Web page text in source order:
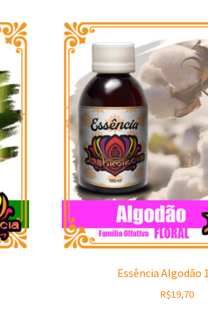
Essência Algodão
R$19,70